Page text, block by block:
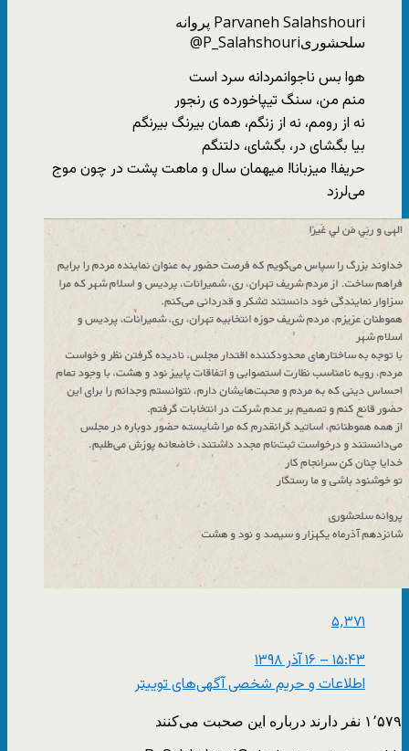
Parvaneh Salahshouri پروانه
سلحشوری@P_Salahshouri
هوا بس ناجوانمردانه سرد است
منم من، سنگ تیپاخورده ی رنجور
نه از رومم، نه از زنگم، همان بیرنگ بیرنگم
بیا بگشای در، بگشای، دلتنگم
حریفا! میزبانا! میهمان سال و ماهت پشت در چون موج
می‌لرزد
۵٬۳۷۱
۱۵:۴۳ – ۱۶ آذر ۱۳۹۸
اطلاعات و حریم شخصی آگهی‌های توییتر
۱٬۵۷۹ نفر دارند درباره این صحبت می‌کنند